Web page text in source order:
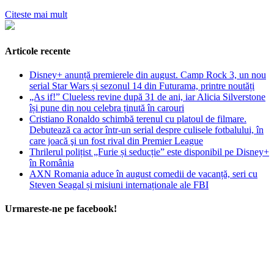
Citeste mai mult
Articole recente
Disney+ anunță premierele din august. Camp Rock 3, un nou
serial Star Wars și sezonul 14 din Futurama, printre noutăți
„As if!” Clueless revine după 31 de ani, iar Alicia Silverstone
își pune din nou celebra ținută în carouri
Cristiano Ronaldo schimbă terenul cu platoul de filmare.
Debutează ca actor într-un serial despre culisele fotbalului, în
care joacă şi un fost rival din Premier League
Thrilerul polițist „Furie și seducție” este disponibil pe Disney+
în România
AXN Romania aduce în august comedii de vacanță, seri cu
Steven Seagal și misiuni internaționale ale FBI
Urmareste-ne pe facebook!